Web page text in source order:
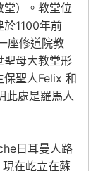
）。教堂位
1100年前
座修道院教
聖母大教堂形
保聖人Felix 和
此處是羅馬人
日耳曼人路
在屹立在蘇